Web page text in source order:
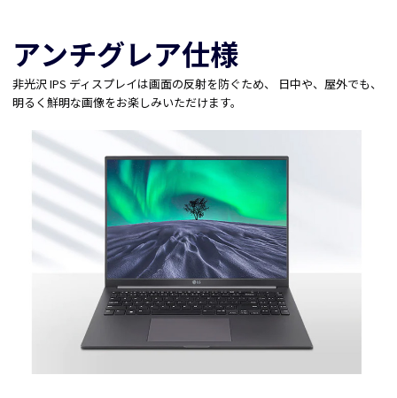
アンチグレア仕様
非光沢 IPS ディスプレイは画面の反射を防ぐため、 日中や、屋外でも、
明るく鮮明な画像をお楽しみいただけます。